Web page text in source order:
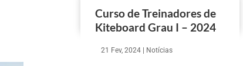
Curso de Treinadores de
Kiteboard Grau I – 2024
21 Fev, 2024 | Notícias